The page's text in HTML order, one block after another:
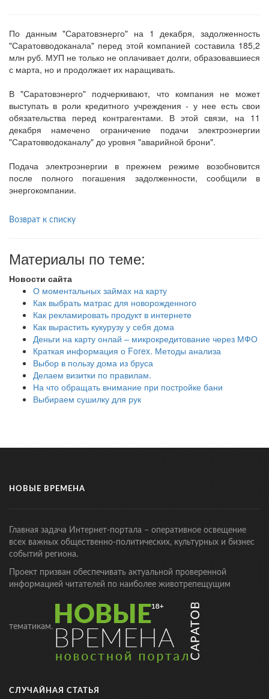
По данным "Саратовэнерго" на 1 декабря, задолженность
"Саратовводоканала" перед этой компанией составила 185,2
млн руб. МУП не только не оплачивает долги, образовавшиеся
с марта, но и продолжает их наращивать.
В "Саратовэнерго" подчеркивают, что компания не может
выступать в роли кредитного учреждения - у нее есть свои
обязательства перед контрагентами. В этой связи, на 11
декабря намечено ограничение подачи электроэнергии
"Саратовводоканалу" до уровня "аварийной брони".
Подача электроэнергии в прежнем режиме возобновится
после полного погашения задолженности, сообщили в
энергокомпании.
Возврат к списку
Материалы по теме:
Новости сайта
О моментальных займах на карту
Как выбрать матрас для новорожденного
Как рекламировать продукт в интернете
Как вырастить кукурузу у себя дома
Деньги на карту онлай – микрокредитование через МФО
Краткая информация о Forex. Методы анализа
Выбор в пользу дома из бруса
Делаем визитки по правилам.
На что обращать внимание при постройке бани
Выбираем сушилку для рук
НОВЫЕ ВРЕМЕНА
Главная задача Интернет-портала – оперативное освещение
всех важных общественно-политических, культурных и бизнес
событий региона.
Проект призван обеспечивать актуальной проверенной
информацией читателей по наиболее животрепещущим
тематикам.
СЛУЧАЙНАЯ СТАТЬЯ